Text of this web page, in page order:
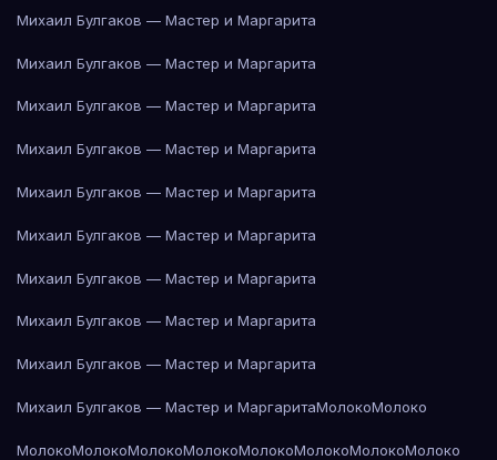
Михаил Булгаков — Мастер и Маргарита
Михаил Булгаков — Мастер и Маргарита
Михаил Булгаков — Мастер и Маргарита
Михаил Булгаков — Мастер и Маргарита
Михаил Булгаков — Мастер и Маргарита
Михаил Булгаков — Мастер и Маргарита
Михаил Булгаков — Мастер и Маргарита
Михаил Булгаков — Мастер и Маргарита
Михаил Булгаков — Мастер и Маргарита
Михаил Булгаков — Мастер и МаргаритаМолокоМолоко
МолокоМолокоМолокоМолокоМолокоМолокоМолокоМолоко